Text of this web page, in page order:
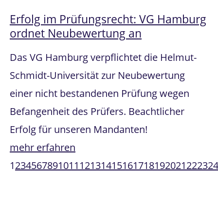
Erfolg im Prüfungsrecht: VG Hamburg
ordnet Neubewertung an
Das VG Hamburg verpflichtet die Helmut-
Schmidt-Universität zur Neubewertung
einer nicht bestandenen Prüfung wegen
Befangenheit des Prüfers. Beachtlicher
Erfolg für unseren Mandanten!
mehr erfahren
1234567891011 12131415161718192021222324